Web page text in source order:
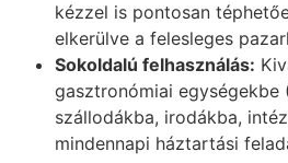
kézzel is pontosan
elkerülve a felesleges
Sokoldalú felhasználás:
gasztronómiai egységekbe
szállodákba, irodákba,
mindennapi háztartási